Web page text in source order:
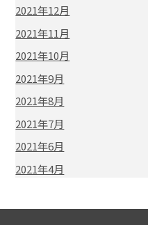
2021年12月
2021年11月
2021年10月
2021年9月
2021年8月
2021年7月
2021年6月
2021年4月